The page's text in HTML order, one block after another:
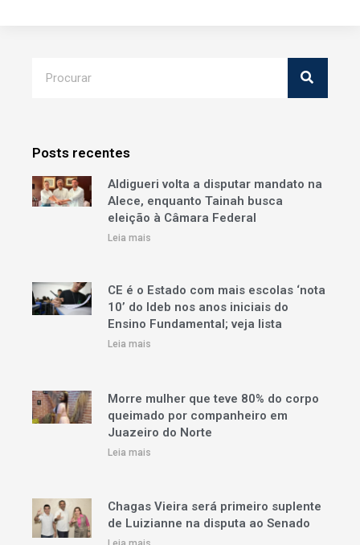
Posts recentes
Aldigueri volta a disputar mandato na
Alece, enquanto Tainah busca
eleição à Câmara Federal
Leia mais
CE é o Estado com mais escolas ‘nota
10’ do Ideb nos anos iniciais do
Ensino Fundamental; veja lista
Leia mais
Morre mulher que teve 80% do corpo
queimado por companheiro em
Juazeiro do Norte
Leia mais
Chagas Vieira será primeiro suplente
de Luizianne na disputa ao Senado